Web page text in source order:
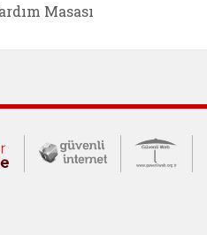
Masası
İletişim Merkezi
Çocuklar Güvende (yeni
Güvenli